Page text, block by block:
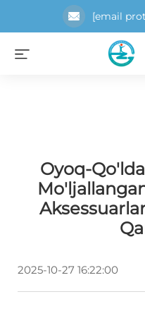
[email
Oyoq-
2025-10-27 16:22:00